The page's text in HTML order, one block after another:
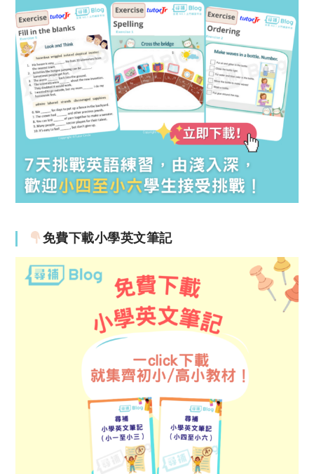
免費下載小學英文筆記